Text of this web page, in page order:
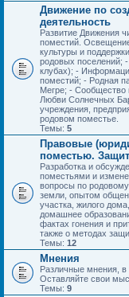
Движение по
деятельность
Развитие Движения
поместий.
культуры и
родовых поселений;
клубах); -
поместий; - Родная
Мегре; - Сообщество
Любви Солнечных
учреждения,
родовом поместье.
Темы: 5
Правовые
поместью.
Разработка и
поместьями и
вопросы по
земли, опытом
участка, жилого
домашнее
фактах гонения и
также о методах
Темы: 12
Мнения
Различные мнения, в
Оставляйте свои
Темы: 9